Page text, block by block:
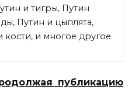
и тигры, Путин
Путин и цыплята,
кости, и многое другое.
публикацию